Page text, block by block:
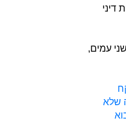
דיני
עמים,
שלא